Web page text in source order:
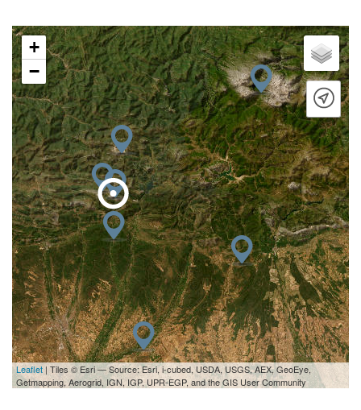
+
−
Leaflet | Tiles © Esri — Source: Esri, i-cubed, USDA, USGS, AEX, GeoEye,
Getmapping, Aerogrid, IGN, IGP, UPR-EGP, and the GIS User Community